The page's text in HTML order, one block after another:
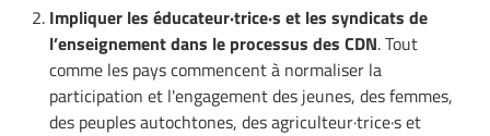
Impliquer les éducateur·trice·s et les syndicats de
l’enseignement dans le processus des CDN. Tout
comme les pays commencent à normaliser la
participation et l'engagement des jeunes, des femmes,
des peuples autochtones, des agriculteur·trice·s et